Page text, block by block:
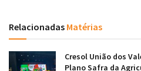
Relacionadas Matérias
Cresol União dos
Plano Safra da